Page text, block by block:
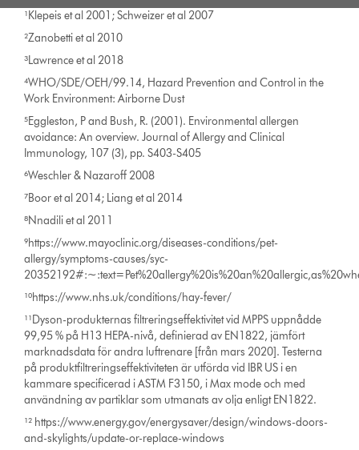
¹Klepeis et al 2001; Schweizer et al 2007
²Zanobetti et al 2010
³Lawrence et al 2018
⁴WHO/SDE/OEH/99.14, Hazard Prevention and Control in the
Work Environment: Airborne Dust
⁵Eggleston, P and Bush, R. (2001). Environmental allergen
avoidance: An overview. Journal of Allergy and Clinical
Immunology, 107 (3), pp. S403-S405
⁶Weschler & Nazaroff 2008
⁷Boor et al 2014; Liang et al 2014
⁸Nnadili et al 2011
⁹https://www.mayoclinic.org/diseases-conditions/pet-
allergy/symptoms-causes/syc-
¹⁰https://www.nhs.uk/conditions/hay-fever/
¹¹Dyson-produkternas filtreringseffektivitet vid MPPS uppnådde
99,95 % på H13 HEPA-nivå, definierad av EN1822, jämfört
marknadsdata för andra luftrenare [från mars 2020]. Testerna
på produktfiltreringseffektiviteten är utförda vid IBR US i en
kammare specificerad i ASTM F3150, i Max mode och med
användning av partiklar som utmanats av olja enligt EN1822.
¹² https://www.energy.gov/energysaver/design/windows-doors-
and-skylights/update-or-replace-windows